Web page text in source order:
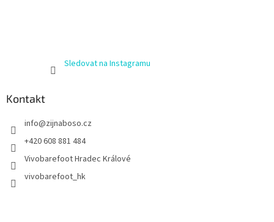
Sledovat na Instagramu
Kontakt
info@zijnaboso.cz
+420 608 881 484
Vivobarefoot Hradec Králové
vivobarefoot_hk